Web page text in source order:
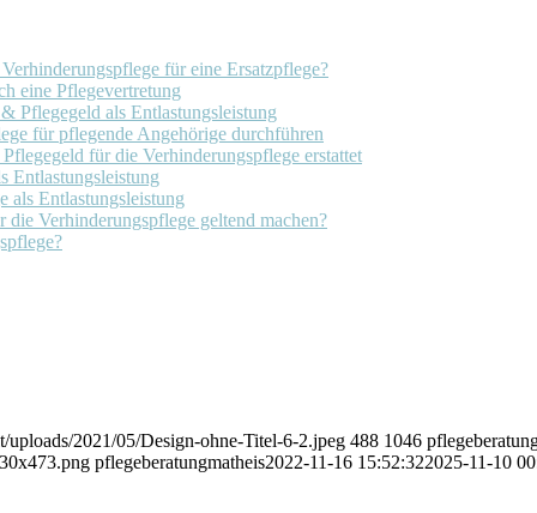
für eine Ersatzpflege?
eine Pflegevertretung
Pflegegeld als Entlastungsleistung
für pflegende Angehörige durchführen
für die Verhinderungspflege erstattet
Entlastungsleistung
als Entlastungsleistung
Verhinderungspflege geltend machen?
uploads/2021/05/Design-ohne-Titel-6-2.jpeg 488 1046
pflegeberatungmatheis2022-11-16 15:52:322025-11-10